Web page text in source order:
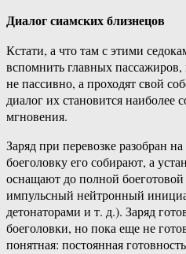
Диалог сиамских близнецов
Кстати, а что там с этими
вспомнить главных
не пассивно, а проходят свой
диалог их становится наиболее
мгновения.
Заряд при перевозке разобран
боеголовку его собирают, а
оснащают до полной
импульсный нейтронный
детонаторами и т. д.). Заряд
боеголовки, но пока еще не
понятная: постоянная